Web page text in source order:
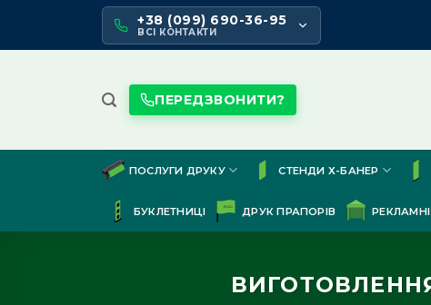
content
+38 (099) 690-36-95
ВСІ КОНТАКТИ
ПЕРЕДЗВОНИТИ?
ПОСЛУГИ ДРУКУ СТЕНДИ Х-БАНЕР
БУКЛЕТНИЦІ ДРУК ПРАПОРІВ